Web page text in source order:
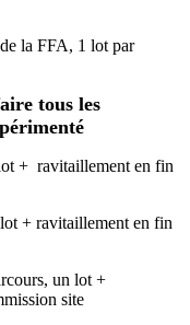
la FFA, 1 lot par
tous les
+ ravitaillement en fin
+ ravitaillement en fin
un lot +
site